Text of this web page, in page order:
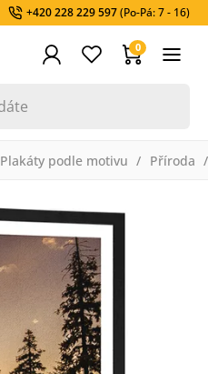
+420 228 229 597(Po-Pá: 7 - 16)
0
Plakáty podle motivu Příroda